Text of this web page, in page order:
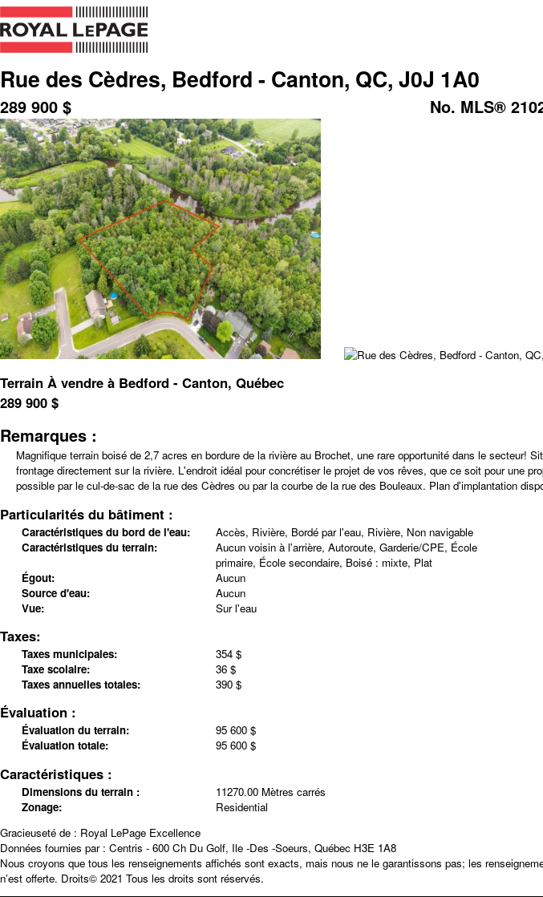
Rue des Cèdres, Bedford - Canton, QC, J0J 1A0
289 900 $ No. MLS®
Terrain À vendre à Bedford - Canton, Québec
289 900 $
Remarques :
Magnifique terrain boisé de 2,7 acres en bordure de la rivière au Brochet, une rare opportunité dans le
frontage directement sur la rivière. L'endroit idéal pour concrétiser le projet de vos rêves, que ce soit pour une
possible par le cul-de-sac de la rue des Cèdres ou par la courbe de la rue des Bouleaux. Plan d'implantation
Particularités du bâtiment :
Caractéristiques du bord de l'eau:
Accès, Rivière, Bordé par l'eau, Rivière, Non navigable
Caractéristiques du terrain:
Aucun voisin à l'arrière, Autoroute, Garderie/CPE, École
primaire, École secondaire, Boisé : mixte, Plat
Égout:
Aucun
Source d'eau:
Aucun
Vue:
Sur l'eau
Taxes:
Taxes municipales:
354 $
Taxe scolaire:
36 $
Taxes annuelles totales:
390 $
Évaluation :
Évaluation du terrain:
95 600 $
Évaluation totale:
95 600 $
Caractéristiques :
Dimensions du terrain :
11270.00 Mètres carrés
Zonage:
Residential
Gracieuseté de : Royal LePage Excellence
Données fournies par : Centris - 600 Ch Du Golf, Ile -Des -Soeurs, Québec H3E 1A8
Nous croyons que tous les renseignements affichés sont exacts, mais nous ne le garantissons pas; les
n’est offerte. Droits© 2021 Tous les droits sont réservés.